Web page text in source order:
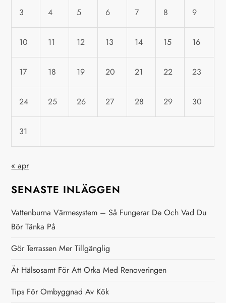
n
a
v
i
g
e
r
i
n
g
3 4 5 6 7 8 9
10 11 12 13 14 15 16
17 18 19 20 21 22 23
24 25 26 27 28 29 30
31
« apr
SENASTE INLÄGGEN
Vattenburna Värmesystem – Så Fungerar De Och Vad Du
Bör Tänka På
Gör Terrassen Mer Tillgänglig
Ät Hälsosamt För Att Orka Med Renoveringen
Tips För Ombyggnad Av Kök